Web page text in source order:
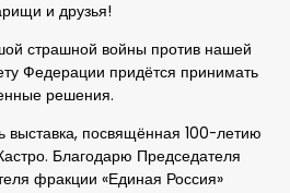
и друзья!
страшной войны против нашей
Федерации придётся принимать
решения.
выставка, посвящённая 100-летию
Благодарю Председателя
фракции «Единая Россия»